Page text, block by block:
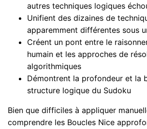
autres techniques logiques
Unifient des dizaines de
apparemment différentes sous
Créent un pont entre le
humain et les approches de
algorithmiques
Démontrent la profondeur et la
structure logique du Sudoku
Bien que difficiles à appliquer
comprendre les Boucles Nice